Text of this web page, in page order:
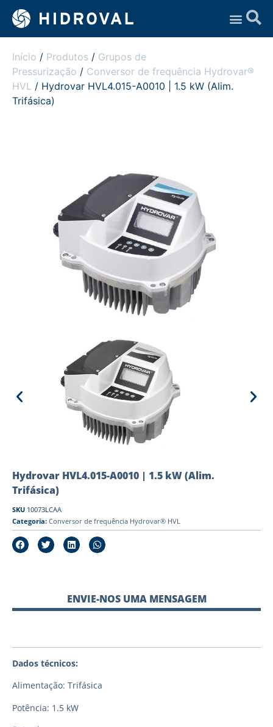
Início / Produtos / Grupos de
Pressurização / Conversor de frequência Hydrovar®
HVL / Hydrovar HVL4.015-A0010 | 1.5 kW (Alim.
Trifásica)
Hydrovar HVL4.015-A0010 | 1.5 kW (Alim.
Trifásica)
SKU 10073LCAA
Categoria: Conversor de frequência Hydrovar® HVL
ENVIE-NOS UMA MENSAGEM
Dados técnicos:
Alimentação: Trifásica
Potência: 1.5 kW